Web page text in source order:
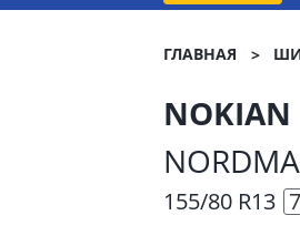
ГЛАВНАЯ
NOKIAN
155/80 R13